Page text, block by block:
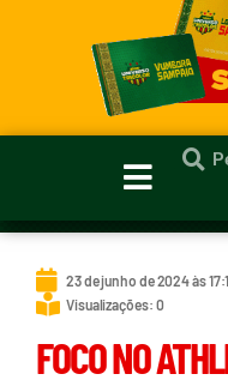
23 de junho de 2024 às
Visualizações: 0
FOCO NO